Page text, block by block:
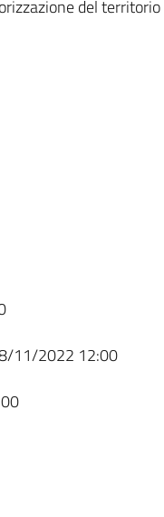
del territorio
11/2022 12:00